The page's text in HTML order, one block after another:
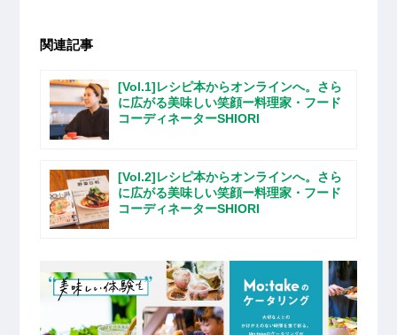
関連記事
[Vol.1]レシピ本からオンラインへ。さら
に広がる美味しい笑顔ー料理家・フード
コーディネーターSHIORI
[Vol.2]レシピ本からオンラインへ。さら
に広がる美味しい笑顔ー料理家・フード
コーディネーターSHIORI